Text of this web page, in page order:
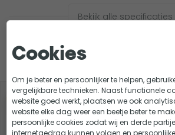
Bekijk alle specificaties
Slim combineren
-5%
W'eau Citra Clean
spray - 500 ml
Cookies
Om je beter en persoonlijker te helpen,
vergelijkbare technieken. Naast functionele
website goed werkt, plaatsen we ook
website elke dag weer een beetje beter te
persoonlijke cookies zodat wij en derde
internetgedrag kunnen volgen en